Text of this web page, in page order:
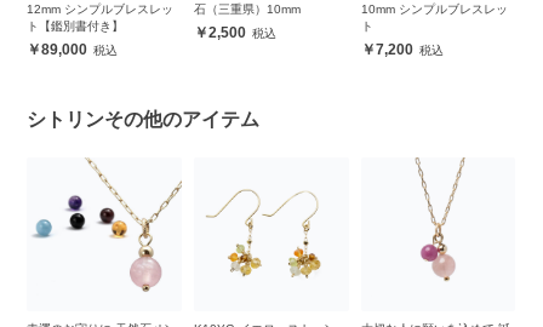
12mm シンプルブレスレッ
ト【鑑別書付き】
89,000
石（三重県）10mm
2,500
10mm シンプルブレスレッ
ト
7,200
シトリンその他のアイテム